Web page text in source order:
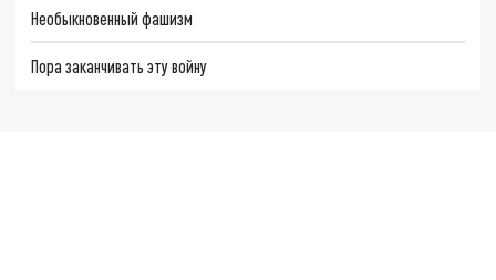
Необыкновенный фашизм
Пора заканчивать эту войну